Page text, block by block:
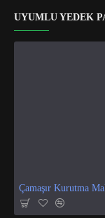
UYUMLU YEDEK